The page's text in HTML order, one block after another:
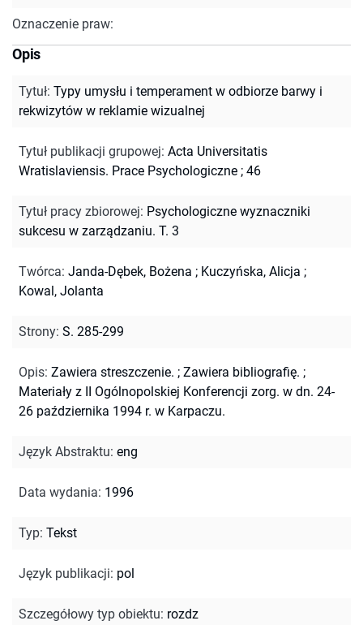
Oznaczenie praw:
Opis
Tytuł: Typy umysłu i temperament w odbiorze barwy i
rekwizytów w reklamie wizualnej
Tytuł publikacji grupowej: Acta Universitatis
Wratislaviensis. Prace Psychologiczne ; 46
Tytuł pracy zbiorowej: Psychologiczne wyznaczniki
sukcesu w zarządzaniu. T. 3
Twórca: Janda-Dębek, Bożena ; Kuczyńska, Alicja ;
Kowal, Jolanta
Strony: S. 285-299
Opis: Zawiera streszczenie. ; Zawiera bibliografię. ;
Materiały z II Ogólnopolskiej Konferencji zorg. w dn. 24-
26 października 1994 r. w Karpaczu.
Język Abstraktu: eng
Data wydania: 1996
Typ: Tekst
Język publikacji: pol
Szczegółowy typ obiektu: rozdz